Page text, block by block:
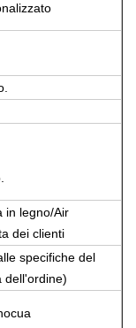
in legno/Air
dei clienti
specifiche del
dell'ordine)